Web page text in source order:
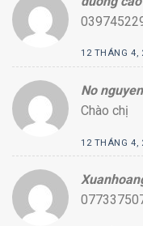
12 THÁNG 4,
No nguyen
Chào chị
12 THÁNG 4,